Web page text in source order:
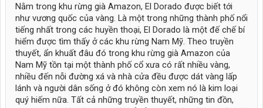
Nằm trong khu rừng già Amazon, El Dorado được biết tới
như vương quốc của vàng. Là một trong những thành phố nổi
tiếng nhất trong các huyền thoại, El Dorado là một đế chế bí
hiểm được tìm thấy ở các khu rừng Nam Mỹ. Theo truyền
thuyết, ẩn khuất đâu đó trong khu rừng già Amazon của
Nam Mỹ tồn tại một thành phố cổ xưa có rất nhiều vàng,
nhiều đến nỗi đường xá và nhà cửa đều được dát vàng lấp
lánh và người dân sống ở đó không còn xem nó là kim loại
quý hiếm nữa. Tất cả những truyền thuyết, những tin đồn,